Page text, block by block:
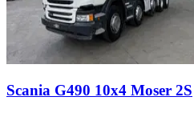
Scania G490 10x4 Moser 2S